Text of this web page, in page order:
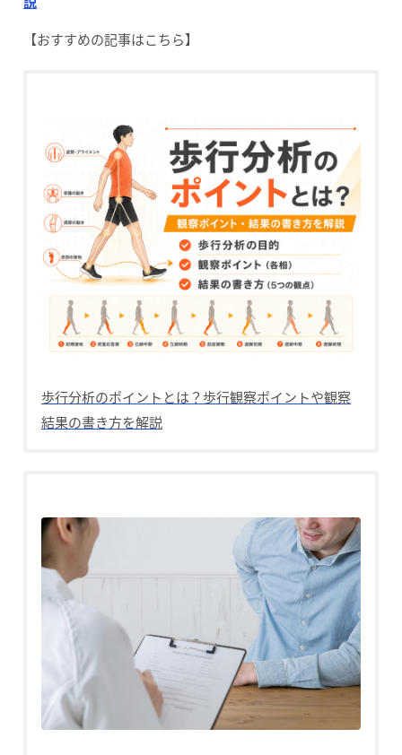
【おすすめの記事はこちら】
歩行分析のポイントとは？歩行観察ポイントや観察
結果の書き方を解説